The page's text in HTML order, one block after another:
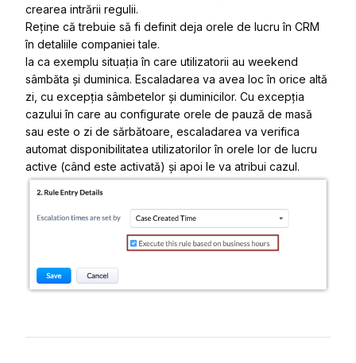
crearea intrării regulii.
Reține că trebuie să fi definit deja orele de lucru în CRM
în detaliile companiei tale.
Ia ca exemplu situația în care utilizatorii au weekend
sâmbăta și duminica. Escaladarea va avea loc în orice altă
zi, cu excepția sâmbetelor și duminicilor. Cu excepția
cazului în care au configurate orele de pauză de masă
sau este o zi de sărbătoare, escaladarea va verifica
automat disponibilitatea utilizatorilor în orele lor de lucru
active (când este activată) și apoi le va atribui cazul.